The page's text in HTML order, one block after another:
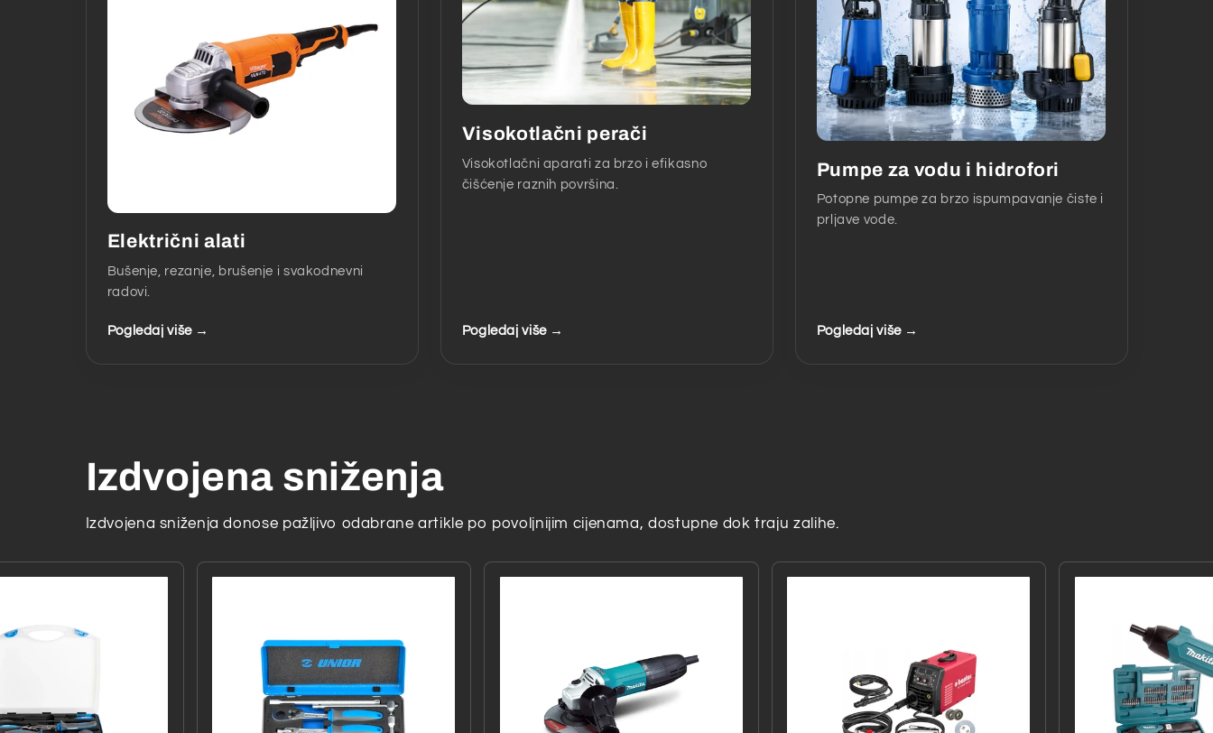
Električni alati
Bušenje, rezanje, brušenje i svakodnevni
radovi.
Pogledaj više →
Visokotlačni perači
Visokotlačni aparati za brzo i efikasno
čišćenje raznih površina.
Pogledaj više →
Pumpe za vodu i hidrofori
Potopne pumpe za brzo ispumpavanje čiste i
prljave vode.
Pogledaj više →
Izdvojena sniženja
Izdvojena sniženja donose pažljivo odabrane artikle po povoljnijim cijenama, dostupne dok traju zalihe.